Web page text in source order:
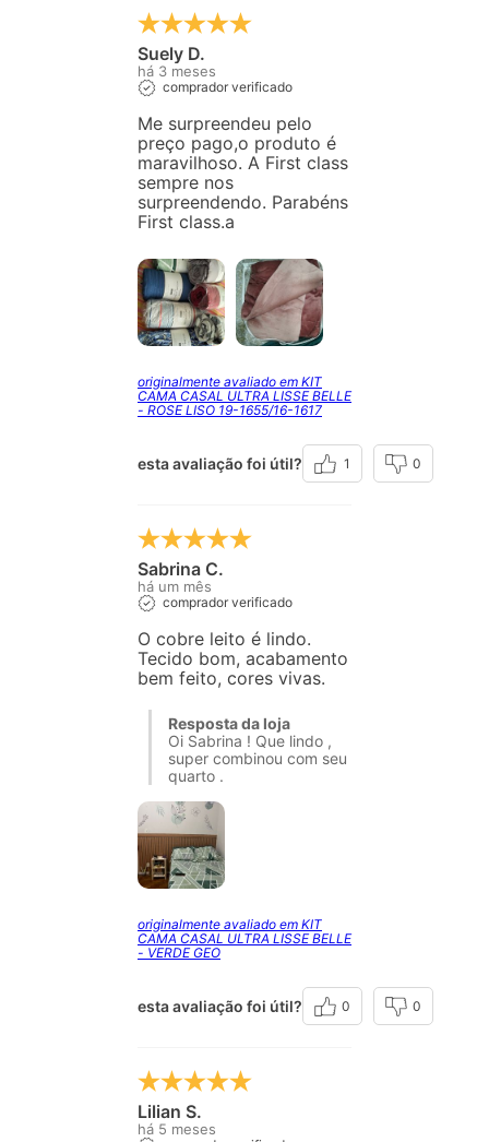
Suely D.
há 3 meses
comprador verificado
Me surpreendeu pelo
preço pago,o produto é
maravilhoso. A First class
sempre nos
surpreendendo. Parabéns
First class.a
originalmente avaliado em KIT
CAMA CASAL ULTRA LISSE BELLE
- ROSE LISO 19-1655/16-1617
esta avaliação foi útil? 1 0
Sabrina C.
há um mês
comprador verificado
O cobre leito é lindo.
Tecido bom, acabamento
bem feito, cores vivas.
Resposta da loja
Oi Sabrina ! Que lindo ,
super combinou com seu
quarto .
originalmente avaliado em KIT
CAMA CASAL ULTRA LISSE BELLE
- VERDE GEO
esta avaliação foi útil? 0 0
Lilian S.
há 5 meses